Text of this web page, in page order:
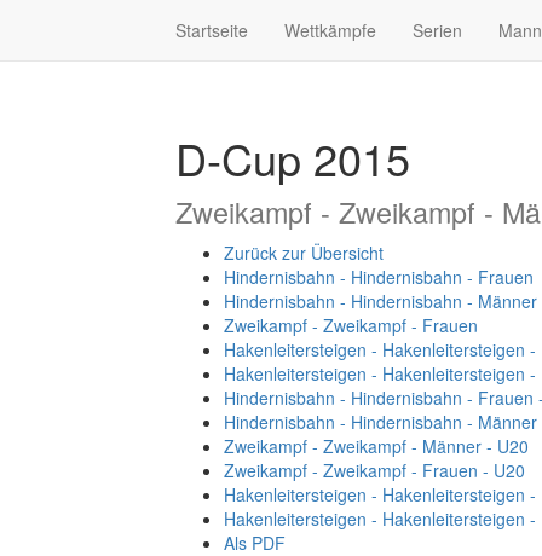
Startseite Wettkämpfe Serien
D-Cup 2015
Zweikampf - Zweikampf -
Zurück zur Übersicht
Hindernisbahn - Hindernisbahn - Frauen
Hindernisbahn - Hindernisbahn - Männer
Zweikampf - Zweikampf - Frauen
Hakenleitersteigen - Hakenleitersteigen -
Hakenleitersteigen - Hakenleitersteigen
Hindernisbahn - Hindernisbahn - Frauen
Hindernisbahn - Hindernisbahn -
Zweikampf - Zweikampf - Männer - U20
Zweikampf - Zweikampf - Frauen - U20
Hakenleitersteigen - Hakenleitersteigen
Hakenleitersteigen - Hakenleitersteigen
Als PDF